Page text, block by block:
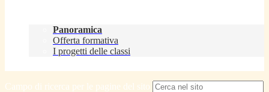
Panoramica
Offerta formativa
I progetti delle classi
Campo di ricerca per le pagine del sito